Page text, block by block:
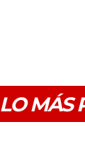
LO MÁS